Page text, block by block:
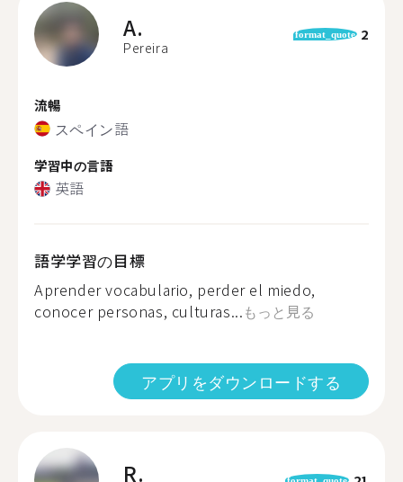
A.
Pereira
format_quote 2
流暢
スペイン語
学習中の言語
英語
語学学習の目標
Aprender vocabulario, perder el miedo,
conocer personas, culturas...もっと見る
アプリをダウンロードする
R. format_quote